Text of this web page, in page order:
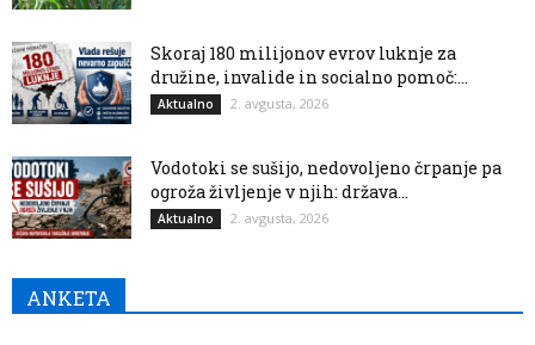
Skoraj 180 milijonov evrov luknje za
družine, invalide in socialno pomoč:...
Aktualno 2. avgusta, 2026
Vodotoki se sušijo, nedovoljeno črpanje pa
ogroža življenje v njih: država...
Aktualno 2. avgusta, 2026
ANKETA